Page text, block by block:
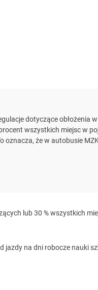
dotyczące obłożenia
wszystkich miejsc w
oznacza, że w autobusie
lub 30 % wszystkich
jazdy na dni robocze nauki